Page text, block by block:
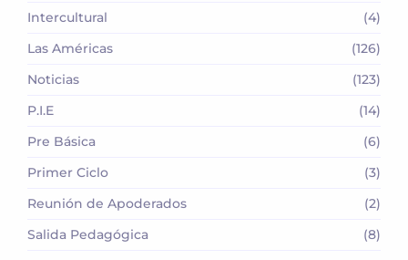
Intercultural
(4)
Las Américas
(126)
Noticias
(123)
P.I.E
(14)
Pre Básica
(6)
Primer Ciclo
(3)
Reunión de Apoderados
(2)
Salida Pedagógica
(8)